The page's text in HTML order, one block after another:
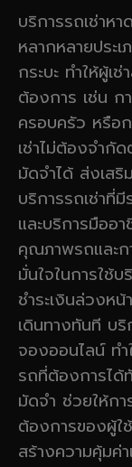
บริการรถเช่าห
หลากหลายประ
กระบะ ทำให้ผู้เ
ต้องการ เช่น ก
ครอบครัว หรือ
เช่าไม่ต้องจำกั
มัดจำได้ ส่งเสริ
บริการรถเช่าที่
และบริการมืออ
คุณภาพรถและก
มั่นใจในการใช้
ชำระเงินล่วงห
เดินทางทันที บ
จองออนไลน์ ทำ
รถที่ต้องการได้
มัดจำ ช่วยให้ก
ต้องการของผู้ใ
สร้างความคุ้มค่